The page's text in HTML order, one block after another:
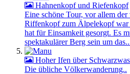
Hahnenkopf und Riefenkopf
Eine schöne Tour, vor allem
Riffenkopf zum Älpelekopf war
hat für Einsamkeit gesorgt. Es
spektakulärer Berg sein um
Hoher Ifen über
Die übliche Völkerwanderung..